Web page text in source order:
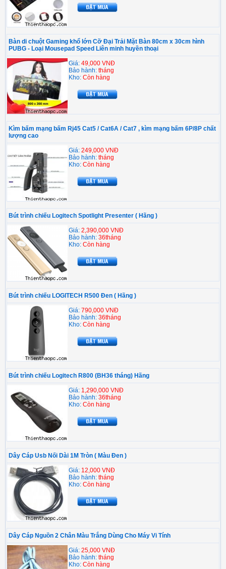
Bàn di chuột Gaming khổ lớn Cỡ Đại Trải Mặt Bàn 80cm x 30cm hình
PUBG - Loại Mousepad Speed Liên minh huyền thoại
Giá: 49,000 VNĐ
Bảo hành: tháng
Kho: Còn hàng
Kìm bấm mạng bấm Rj45 Cat5 / Cat6A / Cat7 , kìm mạng bấm 6P/8P chất
lượng cao
Giá: 249,000 VNĐ
Bảo hành: tháng
Kho: Còn hàng
Bút trình chiếu Logitech Spotlight Presenter ( Hãng )
Giá: 2,390,000 VNĐ
Bảo hành: 36tháng
Kho: Còn hàng
Bút trình chiếu LOGITECH R500 Đen ( Hãng )
Giá: 790,000 VNĐ
Bảo hành: 36tháng
Kho: Còn hàng
Bút trình chiếu Logitech R800 (BH36 tháng) Hãng
Giá: 1,290,000 VNĐ
Bảo hành: 36tháng
Kho: Còn hàng
Dây Cáp Usb Nối Dài 1M Tròn ( Màu Đen )
Giá: 12,000 VNĐ
Bảo hành: tháng
Kho: Còn hàng
Dây Cáp Nguồn 2 Chân Màu Trắng Dùng Cho Máy Vi Tính
Giá: 25,000 VNĐ
Bảo hành: tháng
Kho: Còn hàng